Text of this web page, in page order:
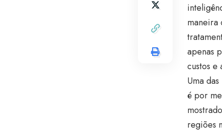
maneira
apenas
custos e
Uma
é por
regiões